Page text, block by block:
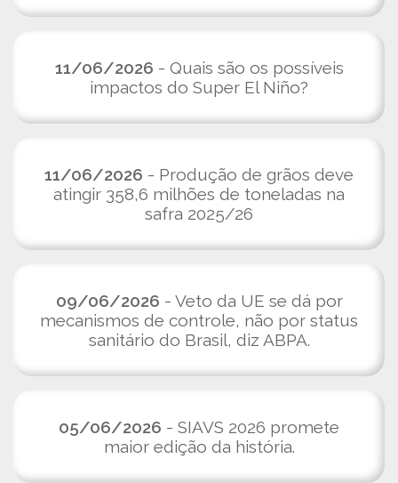
11/06/2026 - Quais são os possíveis
impactos do Super El Niño?
11/06/2026 - Produção de grãos deve
atingir 358,6 milhões de toneladas na
safra 2025/26
09/06/2026 - Veto da UE se dá por
mecanismos de controle, não por status
sanitário do Brasil, diz ABPA.
05/06/2026 - SIAVS 2026 promete
maior edição da história.